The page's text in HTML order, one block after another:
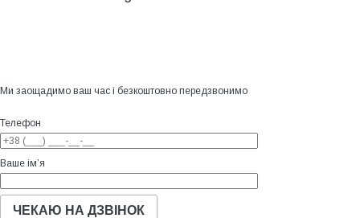
Ми заощадимо ваш час і безкоштовно передзвонимо
Телефон
Ваше ім’я